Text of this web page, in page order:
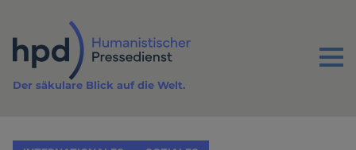
Inhalt
Menu
Der säkulare Blick auf die Welt.